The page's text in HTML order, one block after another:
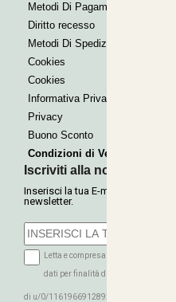
Metodi Di Pagamento
Diritto recesso
Metodi Di Spedizione
Cookies
Cookies
Informativa Privacy
Privacy
Buono Sconto
Condizioni di Vendita
Iscriviti alla nostra
Inserisci la tua E-mail per
newsletter.
Letta e compresa l'informativa
dati per finalità di marketing
di u/0/116196691289279339016